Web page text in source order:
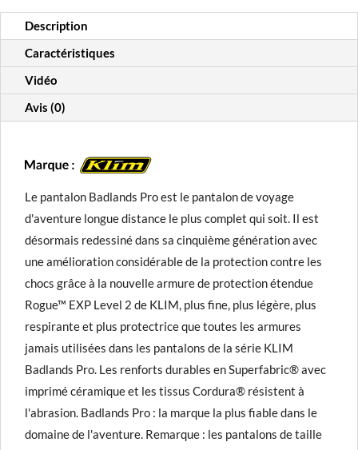
à
Description
Caractéristiques
Vidéo
Avis (0)
Le pantalon Badlands Pro est le pantalon de voyage
d'aventure longue distance le plus complet qui soit. Il est
désormais redessiné dans sa cinquième génération avec
une amélioration considérable de la protection contre les
chocs grâce à la nouvelle armure de protection étendue
Rogue™ EXP Level 2 de KLIM, plus fine, plus légère, plus
respirante et plus protectrice que toutes les armures
jamais utilisées dans les pantalons de la série KLIM
Badlands Pro. Les renforts durables en Superfabric® avec
imprimé céramique et les tissus Cordura® résistent à
l'abrasion. Badlands Pro : la marque la plus fiable dans le
domaine de l'aventure. Remarque : les pantalons de taille